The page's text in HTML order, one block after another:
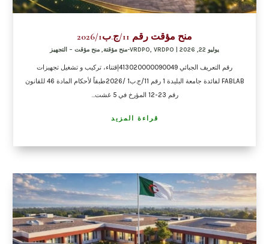
منح مؤقت رقم 11/ج.ب2026/1
يوليو 22, 2026 VRDPO, VRDPO-منح مؤقتة , منح مؤقت – التجهيز
رقم التعريف الجبائي 413020000090049إقتناء، تركيب و تشغيل تجهيزات
FABLAB لفائدة جامعة البليدة 1 رقم 11/ج.ب1 /2026طبقاً لأحكام المادة 46 للقانون
رقم 23-12 المؤرخ في 5 غشت...
قراءة المزيد